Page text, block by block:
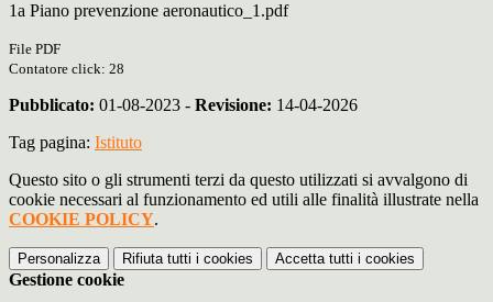
1a Piano prevenzione aeronautico_1.pdf
File PDF
Contatore click: 28
Pubblicato: 01-08-2023 - Revisione: 14-04-2026
Tag pagina: Istituto
Questo sito o gli strumenti terzi da questo utilizzati si avvalgono di
cookie necessari al funzionamento ed utili alle finalità illustrate nella
COOKIE POLICY.
Personalizza Rifiuta tutti i cookies Accetta tutti i cookies
Gestione cookie